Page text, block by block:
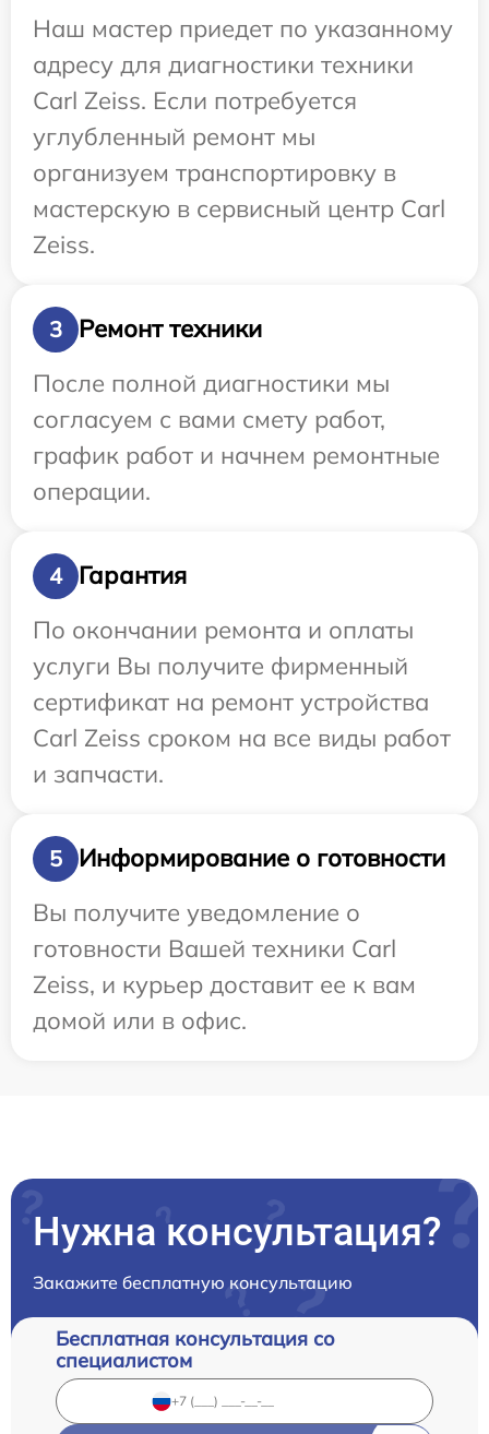
Наш мастер приедет по указанному
адресу для диагностики техники
Carl Zeiss. Если потребуется
углубленный ремонт мы
организуем транспортировку в
мастерскую в сервисный центр Carl
Zeiss.
3
Ремонт техники
После полной диагностики мы
согласуем с вами смету работ,
график работ и начнем ремонтные
операции.
4
Гарантия
По окончании ремонта и оплаты
услуги Вы получите фирменный
сертификат на ремонт устройства
Carl Zeiss сроком на все виды работ
и запчасти.
5
Информирование о готовности
Вы получите уведомление о
готовности Вашей техники Carl
Zeiss, и курьер доставит ее к вам
домой или в офис.
Нужна консультация?
Закажите бесплатную консультацию
Бесплатная консультация со
специалистом